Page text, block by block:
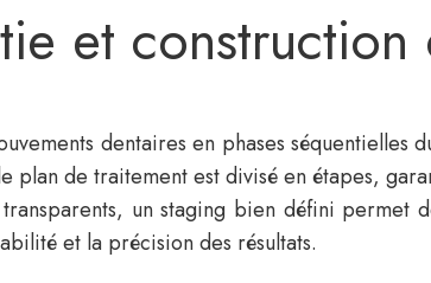
et construction
dentaires en phases séquentielles
de traitement est divisé en étapes,
un staging bien défini permet
et la précision des résultats.